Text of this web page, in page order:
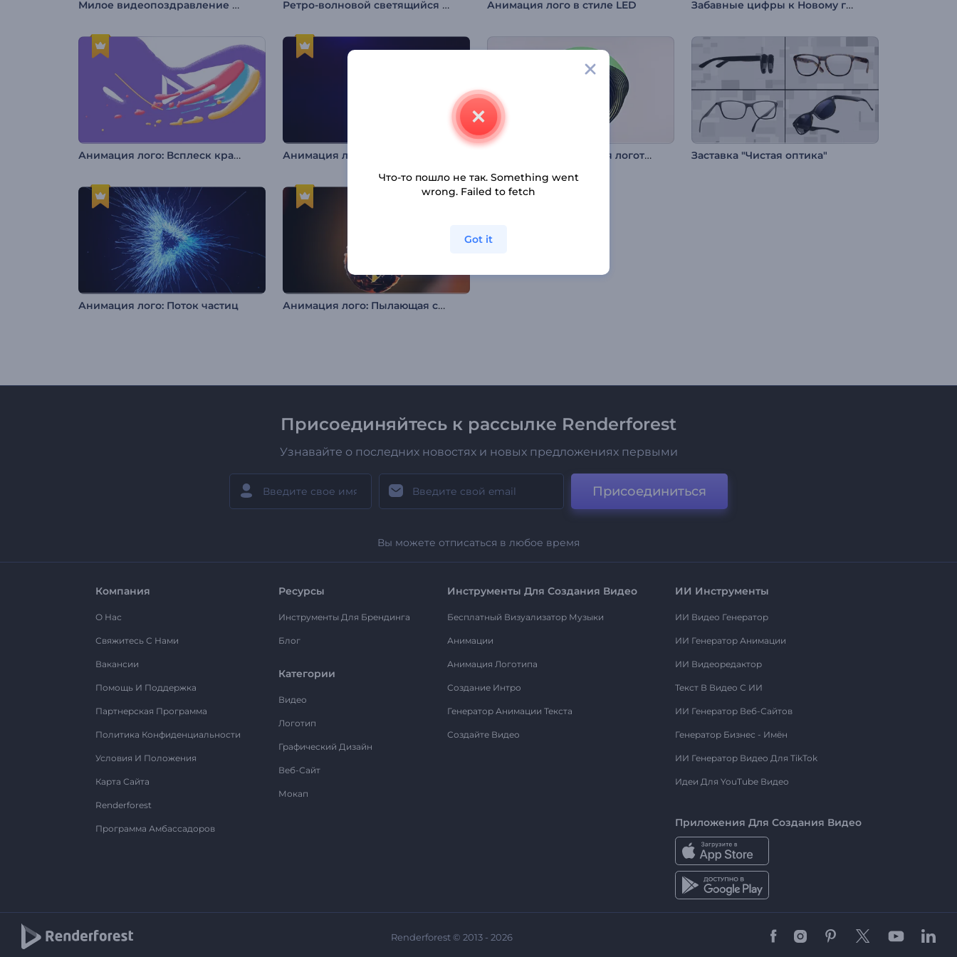
Милое видеопоздравление на Пасху Ретро-волновoй светящийся логотип Анимация лого в стиле LED Забавные цифры к Новому году
Анимация лого: Всплеск красок Абстрактная анимация логотипа Заставка "Чистая оптика"
Анимация лого: Поток частиц Анимация лого: Пылающая сфера
Присоединяйтесь к рассылке Renderforest
Узнавайте о последних новостях и новых предложениях первыми
Присоединиться
Вы можете отписаться в любое время
Компания
О Нас
Свяжитесь С Нами
Вакансии
Помощь И Поддержка
Партнерская Программа
Политика Конфиденциальности
Условия И Положения
Карта Сайта
Renderforest
Программа Амбассадоров
Ресурсы
Инструменты Для Брендинга
Блог
Категории
Видео
Логотип
Графический Дизайн
Веб-Сайт
Мокап
Инструменты Для Создания Видео
Бесплатный Визуализатор Музыки
Анимации
Анимация Логотипа
Создание Интро
Генератор Анимации Текста
Создайте Видео
ИИ Инструменты
ИИ Видео Генератор
ИИ Генератор Анимации
ИИ Видеоредактор
Текст В Видео С ИИ
ИИ Генератор Веб-Сайтов
Генератор Бизнес - Имён
ИИ Генератор Видео Для TikTok
Идеи Для YouTube Видео
Приложения Для Создания Видео
Renderforest © 2013 - 2026
Что-то пошло не так. Something went
wrong. Failed to fetch
Got it